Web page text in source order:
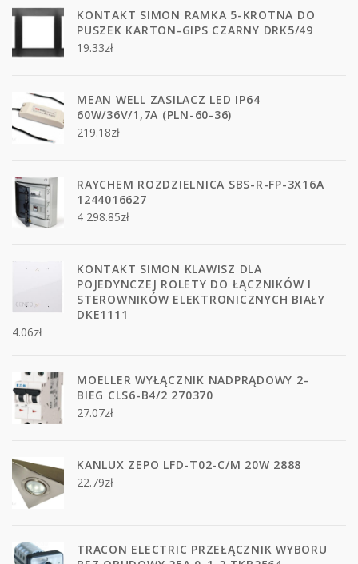
KONTAKT SIMON RAMKA 5-KROTNA DO
PUSZEK KARTON-GIPS CZARNY DRK5/49
19.33zł
MEAN WELL ZASILACZ LED IP64
60W/36V/1,7A (PLN-60-36)
219.18zł
RAYCHEM ROZDZIELNICA SBS-R-FP-3X16A
1244016627
4 298.85zł
KONTAKT SIMON KLAWISZ DLA
POJEDYNCZEJ ROLETY DO ŁĄCZNIKÓW I
STEROWNIKÓW ELEKTRONICZNYCH BIAŁY
DKE1111
4.06zł
MOELLER WYŁĄCZNIK NADPRĄDOWY 2-
BIEG CLS6-B4/2 270370
27.07zł
KANLUX ZEPO LFD-T02-C/M 20W 2888
22.79zł
TRACON ELECTRIC PRZEŁĄCZNIK WYBORU